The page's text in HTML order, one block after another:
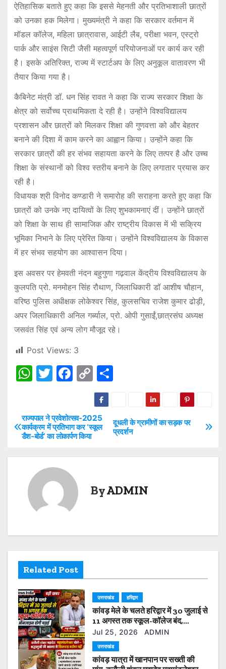
ऐतिहासिक बताते हुए कहा कि इससे मेहनती और प्रतिभाशाली छात्रों
को उनका हक मिलेगा। मुख्यमंत्री ने कहा कि सरकार वर्तमान में
मॉडल कॉलेज, महिला छात्रावास, आईटी लैब, परीक्षा भवन, एस्ट्रो
पार्क और साइंस सिटी जैसी महत्वपूर्ण परियोजनाओं पर कार्य कर रही
है। इसके अतिरिक्त, राज्य में स्टार्टअप के लिए अनुकूल वातावरण भी
तैयार किया गया है।
कैबिनेट मंत्री डॉ. धन सिंह रावत ने कहा कि राज्य सरकार शिक्षा के
क्षेत्र को सर्वोच्च प्राथमिकता दे रही है। उन्होंने विश्वविद्यालय
प्रशासन और छात्रों को मिलकर शिक्षा की गुणवत्ता को और बेहतर
बनाने की दिशा में काम करने का आह्वान किया। उन्होंने कहा कि
सरकार छात्रों की हर संभव सहायता करने के लिए तत्पर है और उच्च
शिक्षा के संस्थानों को विश्व स्तरीय बनाने के लिए लगातार प्रयास कर
रही है।
विधायक श्री विनोद कण्डारी ने समारोह की सराहना करते हुए कहा कि
छात्रों को उनके नए दायित्वों के लिए शुभकामनाएं दीं। उन्होंने छात्रों
को शिक्षा के साथ ही सामाजिक और राष्ट्रीय विकास में भी सक्रिय
भूमिका निभाने के लिए प्रेरित किया। उन्होंने विश्वविद्यालय के विकास
में हर संभव सहयोग का आश्वासन दिया।
इस अवसर पर हेमवती नंदन बहुगुणा गढ़वाल केंद्रीय विश्वविद्यालय के
कुलपति प्रो. मनमोहन सिंह रौथाण, जिलाधिकारी डॉ आशीष चौहान,
वरिष्ठ पुलिस अधीक्षक लोकेश्वर सिंह, कुलसचिव राजेश कुमार ढोड़ी,
अपर जिलाधिकारी अनिल गर्ब्याल, प्रो. ओपी गुसाईं,छात्रसंघ अध्यक्ष
जसवंत सिंह एवं अन्य लोग मौजूद रहे।
Post Views: 3
W
s
A
p
T
er
F
e
b
k
C
o
p
y
Li
S
e
P
o
i
g
a
t
i
दूधली के ग्रामीणों का सड़क पर
प्रदर्शन
राज्यपाल ने प्रवेशोत्सव-2025
कार्यक्रम में प्रतिभाग कर ‘स्कूल
डैश-बोर्ड’ का लोकार्पण किया
ByADMIN
Related Post
उत्तराखंड हरिद्वार
कांवड़ मेले के चलते हरिद्वार में 30 जुलाई से
11 अगस्त तक स्कूल-कॉलेज बंद,
ऑनलाइन होगी पढ़ाई
Jul 25, 2026 ADMIN
उत्तराखंड
कांवड़ यात्रा में खानपान पर सख्ती की